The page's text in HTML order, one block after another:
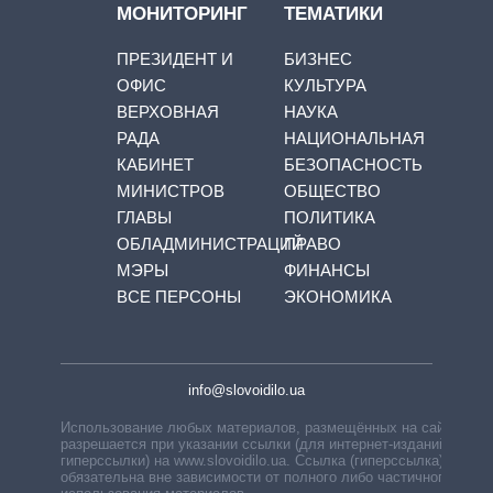
МОНИТОРИНГ
ПРЕЗИДЕНТ И
ОФИС
ВЕРХОВНАЯ
РАДА
КАБИНЕТ
МИНИСТРОВ
ГЛАВЫ
ОБЛАДМИНИСТРАЦИЙ
МЭРЫ
ВСЕ ПЕРСОНЫ
ТЕМАТИКИ
БИЗНЕС
КУЛЬТУРА
НАУКА
НАЦИОНАЛЬНАЯ
БЕЗОПАСНОСТЬ
ОБЩЕСТВО
ПОЛИТИКА
ПРАВО
ФИНАНСЫ
ЭКОНОМИКА
info@slovoidilo.ua
Использование любых материалов, размещённых на сайте,
разрешается при указании ссылки (для интернет-изданий —
гиперссылки) на www.slovoidilo.ua. Ссылка (гиперссылка)
обязательна вне зависимости от полного либо частичного